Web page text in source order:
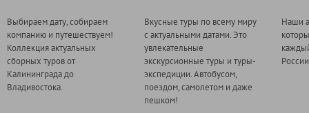
Выбираем дату, собираем
компанию и путешествуем!
Коллекция актуальных
сборных туров от
Калининграда до
Владивостока.
Вкусные туры по всему миру
с актуальными датами. Это
увлекательные
экскурсионные туры и туры-
экспедиции. Автобусом,
поездом, самолетом и даже
пешком!
Наши